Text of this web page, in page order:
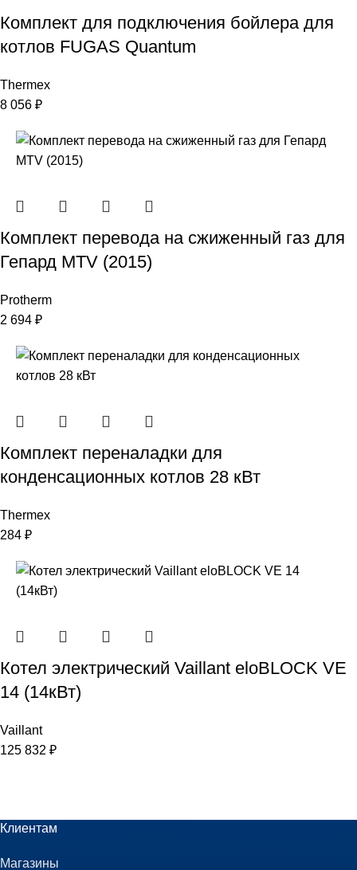
Комплект для подключения бойлера для
котлов FUGAS Quantum
Thermex
8 056 ₽
Комплект перевода на сжиженный газ для
Гепард MTV (2015)
Protherm
2 694 ₽
Комплект переналадки для
конденсационных котлов 28 кВт
Thermex
284 ₽
Котел электрический Vaillant eloBLOCK VE
14 (14кВт)
Vaillant
125 832 ₽
Клиентам
Магазины